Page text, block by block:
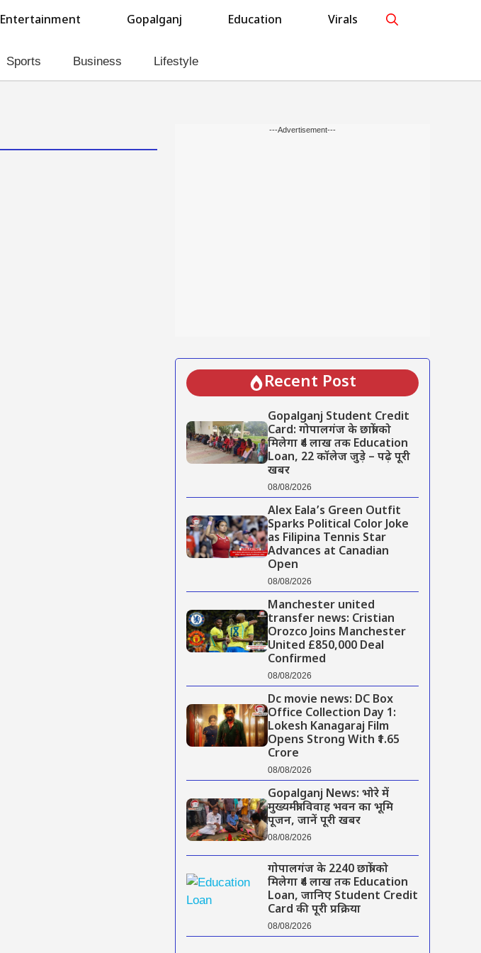
Entertainment Gopalganj Education Virals
Sports Business Lifestyle
---Advertisement---
Recent Post
Gopalganj Student Credit
Card: गोपालगंज के छात्रों को
मिलेगा ₹4 लाख तक Education
Loan, 22 कॉलेज जुड़े – पढ़े पूरी
खबर
08/08/2026
Alex Eala’s Green Outfit
Sparks Political Color Joke
as Filipina Tennis Star
Advances at Canadian
Open
08/08/2026
Manchester united
transfer news: Cristian
Orozco Joins Manchester
United £850,000 Deal
Confirmed
08/08/2026
Dc movie news: DC Box
Office Collection Day 1:
Lokesh Kanagaraj Film
Opens Strong With ₹1.65
Crore
08/08/2026
Gopalganj News: भोरे में
मुख्यमंत्री विवाह भवन का भूमि
पूजन, जानें पूरी खबर
08/08/2026
गोपालगंज के 2240 छात्रों को
मिलेगा ₹4 लाख तक Education
Loan, जानिए Student Credit
Card की पूरी प्रक्रिया
08/08/2026